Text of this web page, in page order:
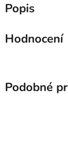
Popis
Hodnocení
Podobné